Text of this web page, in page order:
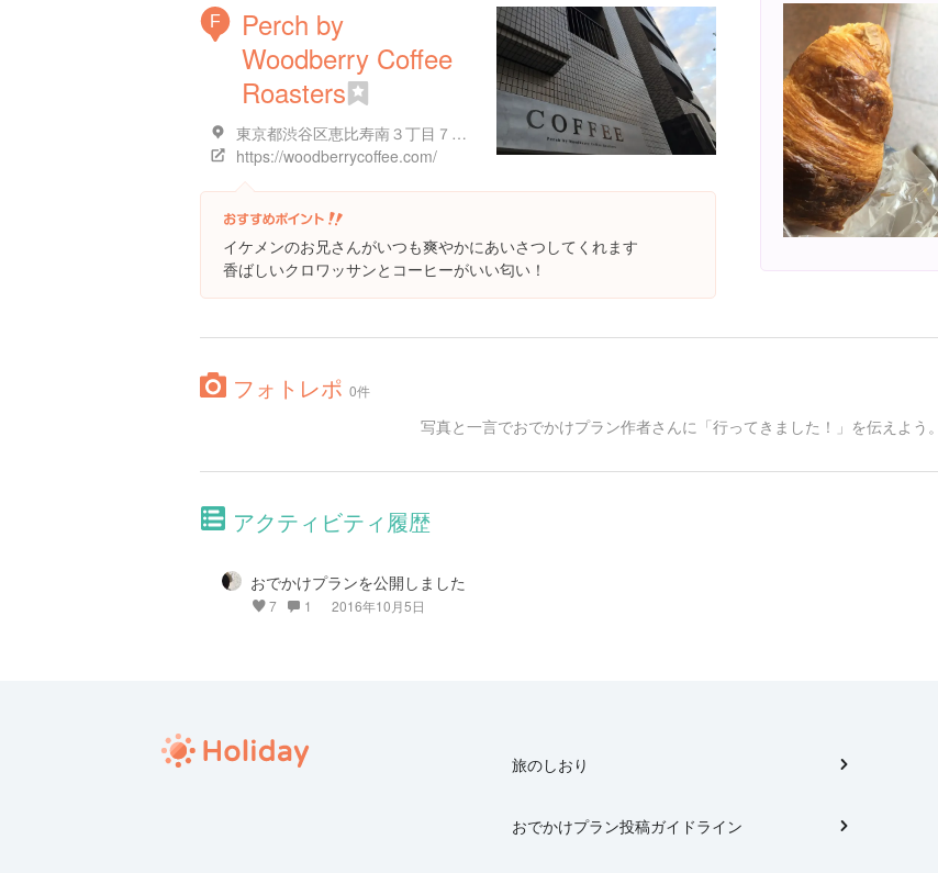
F
Perch by
Woodberry Coffee
Roasters
東京都渋谷区恵比寿南３丁目７-１ １階
https://woodberrycoffee.com/
イケメンのお兄さんがいつも爽やかにあいさつしてくれます
香ばしいクロワッサンとコーヒーがいい匂い！
フォトレポ 0件
写真と一言でおでかけプラン作者さんに「行ってきました！」を伝えよう。
アクティビティ履歴
おでかけプランを公開しました
7 1 2016年10月5日
旅のしおり
おでかけプラン投稿ガイドライン